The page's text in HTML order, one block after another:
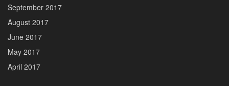
September 2017
August 2017
June 2017
May 2017
April 2017